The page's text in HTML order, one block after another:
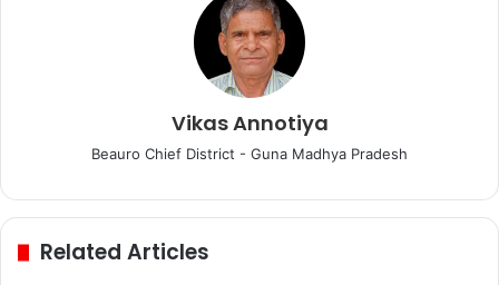
Vikas Annotiya
Beauro Chief District - Guna Madhya Pradesh
Related Articles